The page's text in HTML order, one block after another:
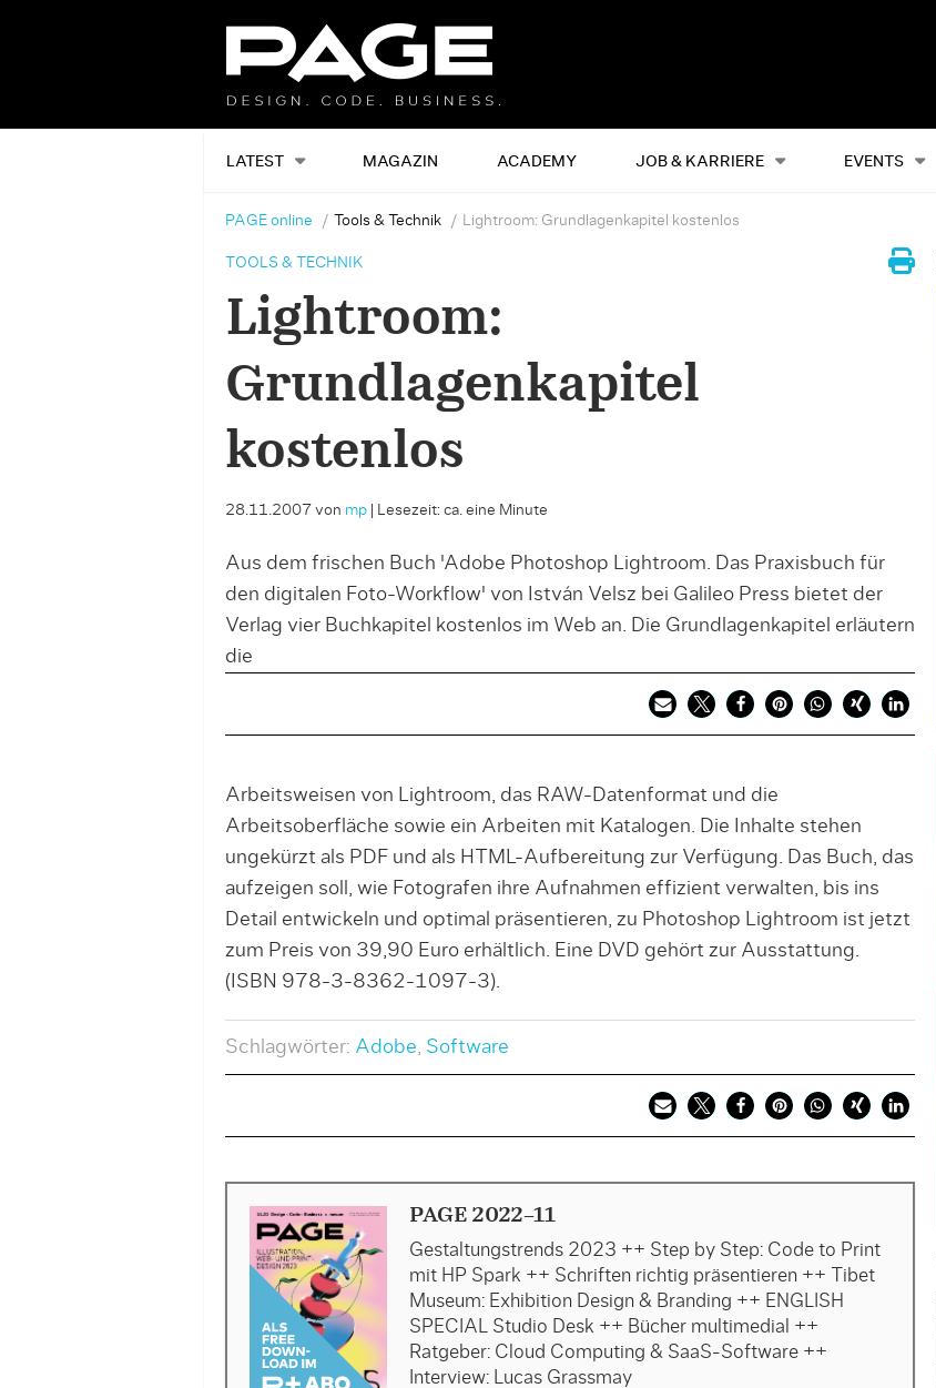
LATEST MAGAZIN ACADEMY JOB & KARRIERE EVENTS
Alles Events
PAGE online Tools & Technik Lightroom: Grundlagenkapitel kostenlos
TOOLS & TECHNIK
Lightroom:
Grundlagenkapitel
kostenlos
28.11.2007 von mp| Lesezeit: ca. eine Minute
Aus dem frischen Buch 'Adobe Photoshop Lightroom. Das Praxisbuch für
den digitalen Foto-Workflow' von István Velsz bei Galileo Press bietet der
Verlag vier Buchkapitel kostenlos im Web an. Die Grundlagenkapitel erläutern
die
Arbeitsweisen von Lightroom, das RAW-Datenformat und die
Arbeitsoberfläche sowie ein Arbeiten mit Katalogen. Die Inhalte stehen
ungekürzt als PDF und als HTML-Aufbereitung zur Verfügung. Das Buch, das
aufzeigen soll, wie Fotografen ihre Aufnahmen effizient verwalten, bis ins
Detail entwickeln und optimal präsentieren, zu Photoshop Lightroom ist jetzt
zum Preis von 39,90 Euro erhältlich. Eine DVD gehört zur Ausstattung.
(ISBN 978-3-8362-1097-3).
Schlagwörter: Adobe, Software
PAGE 2022-11
Gestaltungstrends 2023 ++ Step by Step: Code to Print
mit HP Spark ++ Schriften richtig präsentieren ++ Tibet
Museum: Exhibition Design & Branding ++ ENGLISH
SPECIAL Studio Desk ++ Bücher multimedial ++
Ratgeber: Cloud Computing & SaaS-Software ++
Interview: Lucas Grassmay